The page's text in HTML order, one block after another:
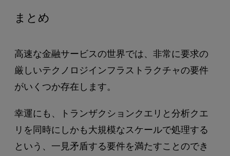
まとめ
高速な金融サービスの世界では、非常に要求の
厳しいテクノロジインフラストラクチャの要件
がいくつか存在します。
幸運にも、トランザクションクエリと分析クエ
リを同時にしかも大規模なスケールで処理する
という、一見矛盾する要件を満たすことのでき